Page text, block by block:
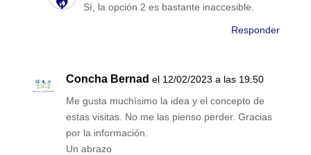
Sí, la opción 2 es bastante inaccesible.
Responder
Concha Bernad el 12/02/2023 a las 19:50
Me gusta muchísimo la idea y el concepto de
estas visitas. No me las pienso perder. Gracias
por la información.
Un abrazo